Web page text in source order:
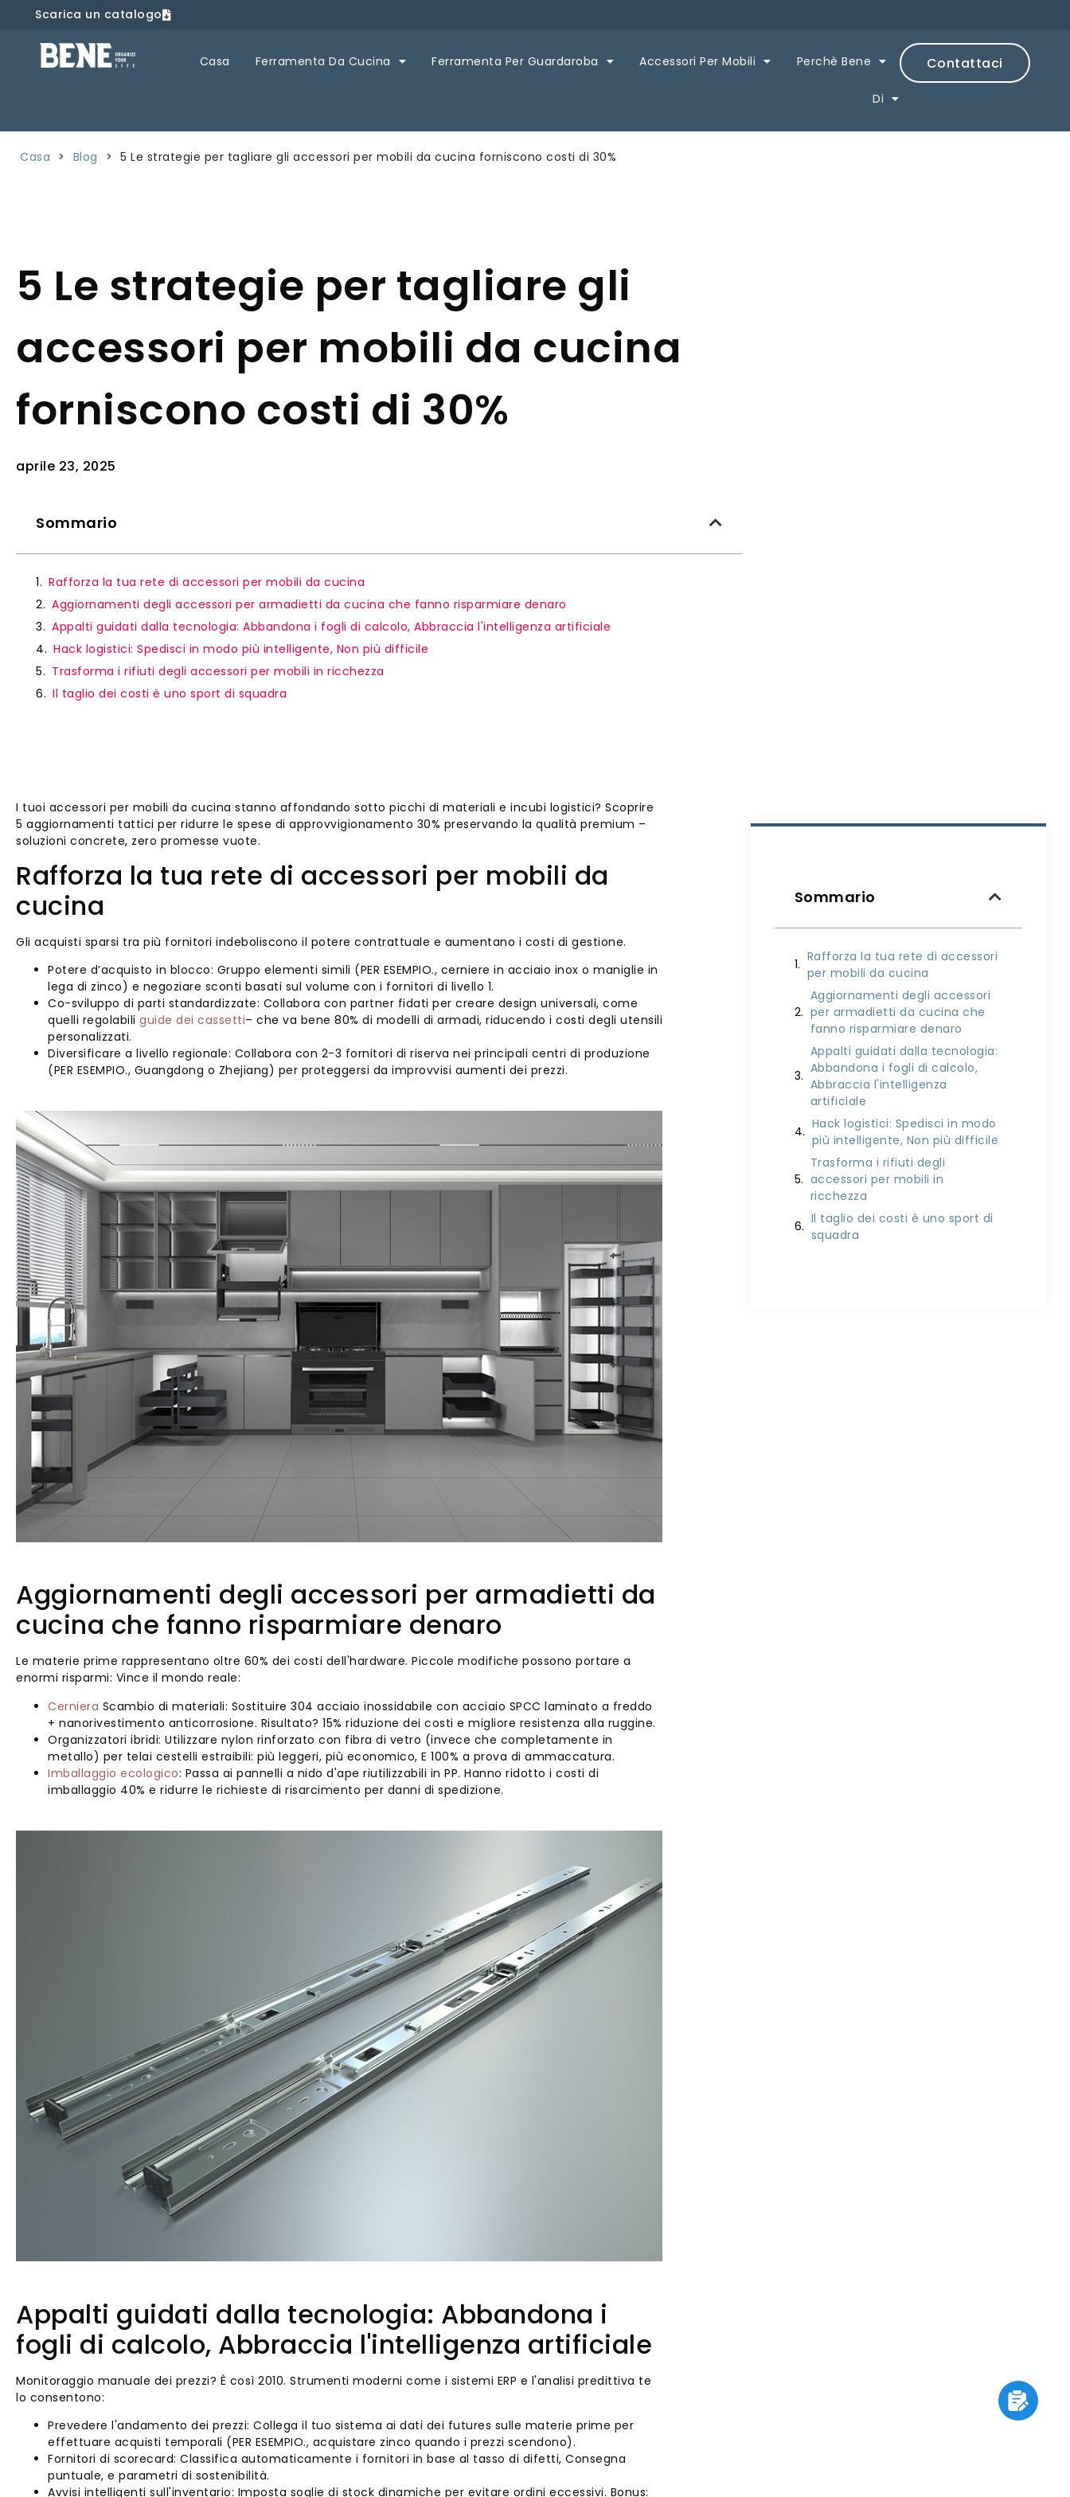
Scarica un catalogo
Casa Ferramenta Da Cucina Ferramenta Per Guardaroba Accessori Per Mobili Perchè Bene
Di
Contattaci
Casa > Blog > 5 Le strategie per tagliare gli accessori per mobili da cucina forniscono costi di 30%
5 Le strategie per tagliare gli
accessori per mobili da cucina
forniscono costi di 30%
aprile 23, 2025
Sommario
Rafforza la tua rete di accessori per mobili da cucina
Aggiornamenti degli accessori per armadietti da cucina che fanno risparmiare denaro
Appalti guidati dalla tecnologia: Abbandona i fogli di calcolo, Abbraccia l'intelligenza artificiale
Hack logistici: Spedisci in modo più intelligente, Non più difficile
Trasforma i rifiuti degli accessori per mobili in ricchezza
Il taglio dei costi è uno sport di squadra
I tuoi accessori per mobili da cucina stanno affondando sotto picchi di materiali e incubi logistici? Scoprire
5 aggiornamenti tattici per ridurre le spese di approvvigionamento 30% preservando la qualità premium –
soluzioni concrete, zero promesse vuote.
Rafforza la tua rete di accessori per mobili da
cucina
Gli acquisti sparsi tra più fornitori indeboliscono il potere contrattuale e aumentano i costi di gestione.
Potere d’acquisto in blocco: Gruppo elementi simili (PER ESEMPIO., cerniere in acciaio inox o maniglie in
lega di zinco) e negoziare sconti basati sul volume con i fornitori di livello 1.
Co-sviluppo di parti standardizzate: Collabora con partner fidati per creare design universali, come
quelli regolabili guide dei cassetti– che va bene 80% di modelli di armadi, riducendo i costi degli utensili
personalizzati.
Diversificare a livello regionale: Collabora con 2-3 fornitori di riserva nei principali centri di produzione
(PER ESEMPIO., Guangdong o Zhejiang) per proteggersi da improvvisi aumenti dei prezzi.
Aggiornamenti degli accessori per armadietti da
cucina che fanno risparmiare denaro
Le materie prime rappresentano oltre 60% dei costi dell'hardware. Piccole modifiche possono portare a
enormi risparmi: Vince il mondo reale:
Cerniera Scambio di materiali: Sostituire 304 acciaio inossidabile con acciaio SPCC laminato a freddo
+ nanorivestimento anticorrosione. Risultato? 15% riduzione dei costi e migliore resistenza alla ruggine.
Organizzatori ibridi: Utilizzare nylon rinforzato con fibra di vetro (invece che completamente in
metallo) per telai cestelli estraibili: più leggeri, più economico, E 100% a prova di ammaccatura.
Imballaggio ecologico: Passa ai pannelli a nido d'ape riutilizzabili in PP. Hanno ridotto i costi di
imballaggio 40% e ridurre le richieste di risarcimento per danni di spedizione.
Appalti guidati dalla tecnologia: Abbandona i
fogli di calcolo, Abbraccia l'intelligenza artificiale
Monitoraggio manuale dei prezzi? È così 2010. Strumenti moderni come i sistemi ERP e l'analisi predittiva te
lo consentono:
Prevedere l'andamento dei prezzi: Collega il tuo sistema ai dati dei futures sulle materie prime per
effettuare acquisti temporali (PER ESEMPIO., acquistare zinco quando i prezzi scendono).
Fornitori di scorecard: Classifica automaticamente i fornitori in base al tasso di difetti, Consegna
puntuale, e parametri di sostenibilità.
Avvisi intelligenti sull'inventario: Imposta soglie di stock dinamiche per evitare ordini eccessivi. Bonus:
Sommario
Rafforza la tua rete di accessori
per mobili da cucina
Aggiornamenti degli accessori
per armadietti da cucina che
fanno risparmiare denaro
Appalti guidati dalla tecnologia:
Abbandona i fogli di calcolo,
Abbraccia l'intelligenza
artificiale
Hack logistici: Spedisci in modo
più intelligente, Non più difficile
Trasforma i rifiuti degli
accessori per mobili in
ricchezza
Il taglio dei costi è uno sport di
squadra